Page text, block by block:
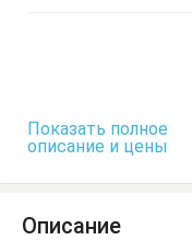
Показать полное
описание и цены
Описание